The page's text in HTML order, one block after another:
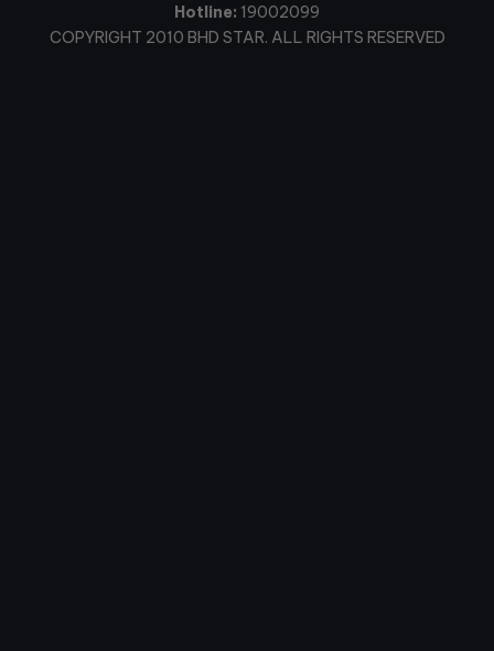
Hotline: 19002099
COPYRIGHT 2010 BHD STAR. ALL RIGHTS RESERVED